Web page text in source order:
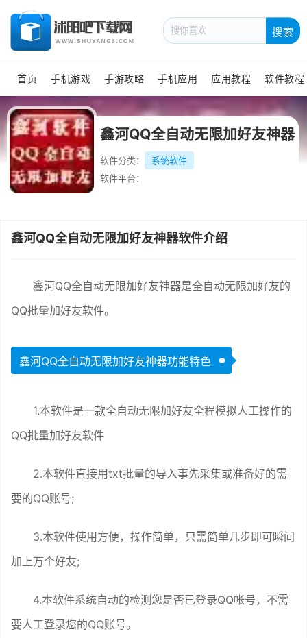
搜索
首页 手机游戏 手游攻略 手机应用 应用教程 软件教程
鑫河QQ全自动无限加好友神器
软件分类：
系统软件
软件平台：
鑫河QQ全自动无限加好友神器软件介绍
鑫河QQ全自动无限加好友神器是全自动无限加好友的
QQ批量加好友软件。
鑫河QQ全自动无限加好友神器功能特色
1.本软件是一款全自动无限加好友全程模拟人工操作的
QQ批量加好友软件
2.本软件直接用txt批量的导入事先采集或准备好的需
要的QQ账号;
3.本软件使用方便，操作简单，只需简单几步即可瞬间
加上万个好友;
4.本软件系统自动的检测您是否已登录QQ帐号，不需
要人工登录您的QQ账号。